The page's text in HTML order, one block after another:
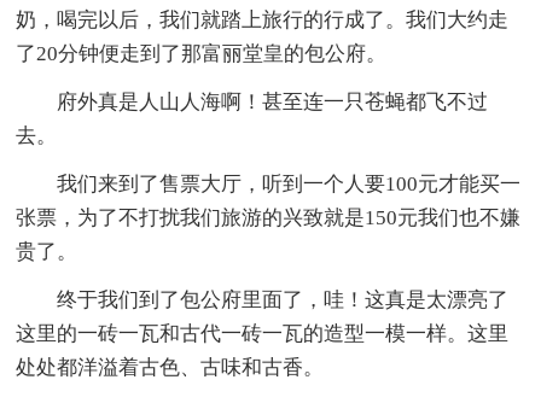
奶，喝完以后，我们就踏上旅行的行成了。我们大约走
了20分钟便走到了那富丽堂皇的包公府。
府外真是人山人海啊！甚至连一只苍蝇都飞不过
去。
我们来到了售票大厅，听到一个人要100元才能买一
张票，为了不打扰我们旅游的兴致就是150元我们也不嫌
贵了。
终于我们到了包公府里面了，哇！这真是太漂亮了
这里的一砖一瓦和古代一砖一瓦的造型一模一样。这里
处处都洋溢着古色、古味和古香。